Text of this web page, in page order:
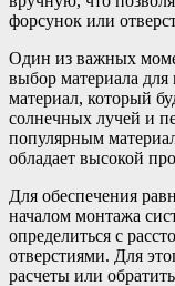
форсунок или
Один из важных
выбор материала
материал, который
солнечных лучей и
популярным
обладает высокой
Для обеспечения
началом монтажа
определиться с
отверстиями. Для
расчеты или